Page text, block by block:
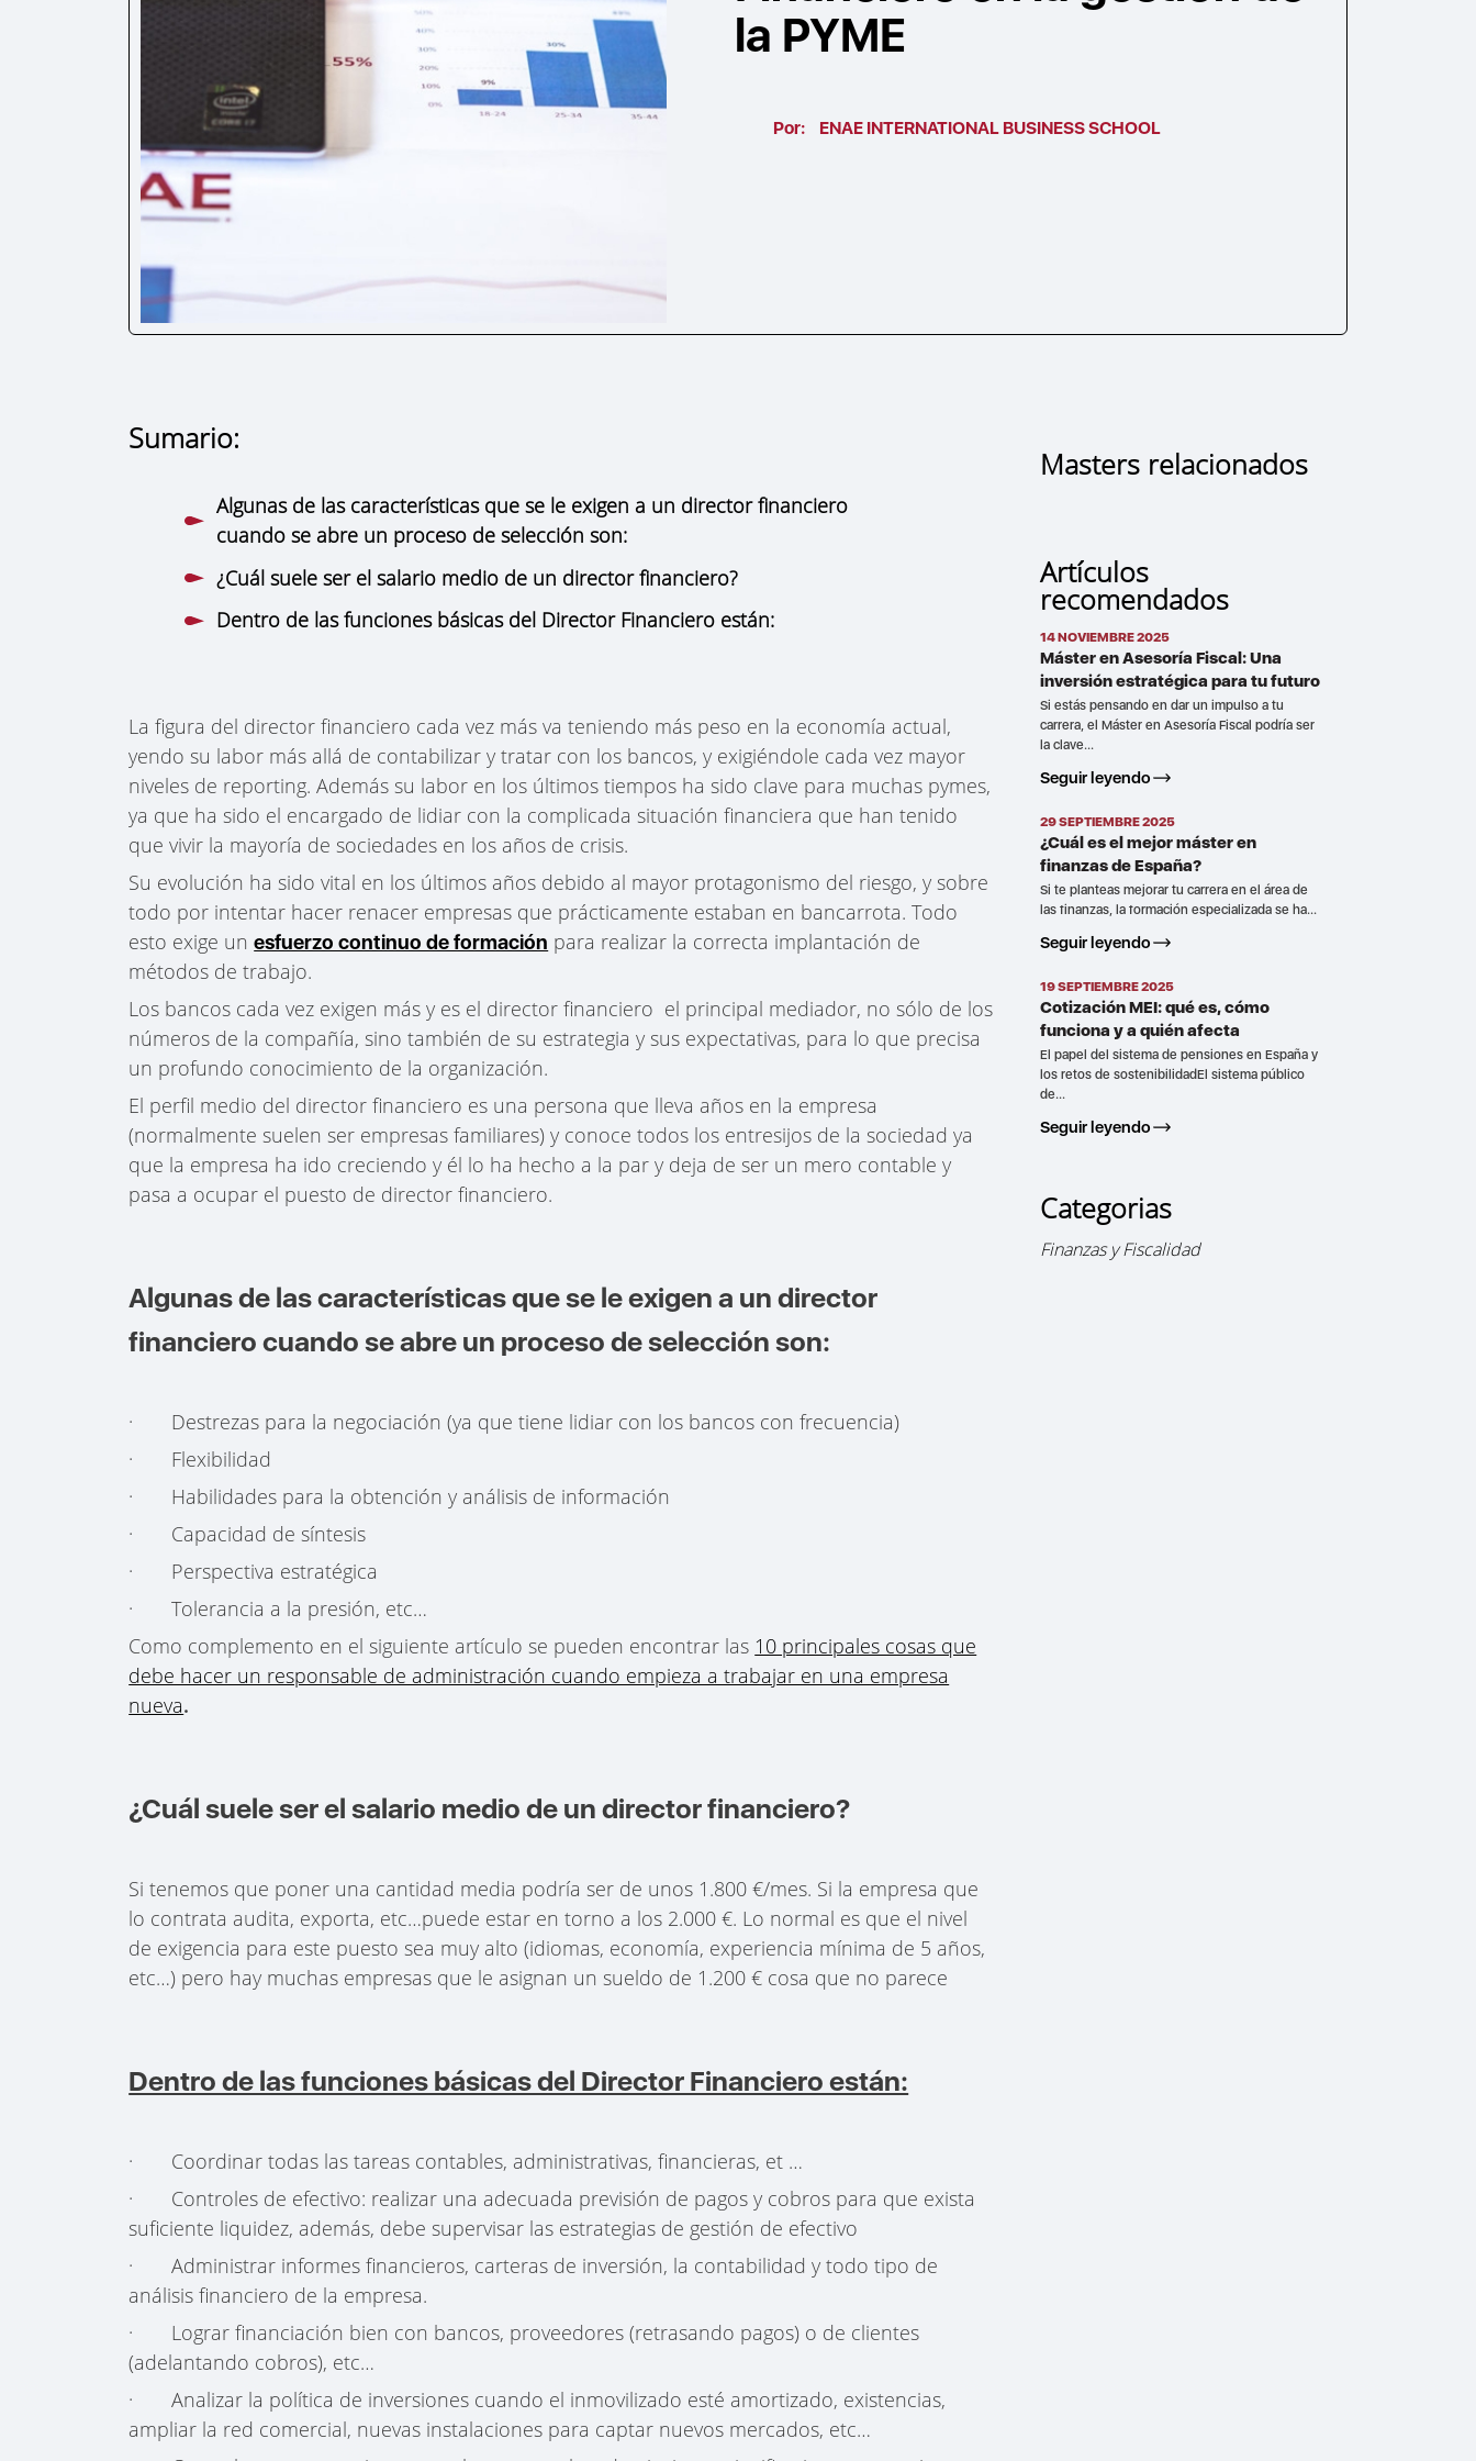
la PYME
Por: ENAE INTERNATIONAL BUSINESS SCHOOL
Sumario:
Algunas de las características que se le exigen a un director financiero
cuando se abre un proceso de selección son:
¿Cuál suele ser el salario medio de un director financiero?
Dentro de las funciones básicas del Director Financiero están:
La figura del director financiero cada vez más va teniendo más peso en la economía actual,
yendo su labor más allá de contabilizar y tratar con los bancos, y exigiéndole cada vez mayor
niveles de reporting. Además su labor en los últimos tiempos ha sido clave para muchas pymes,
ya que ha sido el encargado de lidiar con la complicada situación financiera que han tenido
que vivir la mayoría de sociedades en los años de crisis.
Su evolución ha sido vital en los últimos años debido al mayor protagonismo del riesgo, y sobre
todo por intentar hacer renacer empresas que prácticamente estaban en bancarrota. Todo
esto exige unesfuerzo continuo de formación para realizar la correcta implantación de
métodos de trabajo.
Los bancos cada vez exigen más y es el director financiero el principal mediador, no sólo de los
números de la compañía, sino también de su estrategia y sus expectativas, para lo que precisa
un profundo conocimiento de la organización.
El perfil medio del director financiero es una persona que lleva años en la empresa
(normalmente suelen ser empresas familiares) y conoce todos los entresijos de la sociedad ya
que la empresa ha ido creciendo y él lo ha hecho a la par y deja de ser un mero contable y
pasa a ocupar el puesto de director financiero.
Algunas de las características que se le exigen a un director
financiero cuando se abre un proceso de selección son:
· Destrezas para la negociación (ya que tiene lidiar con los bancos con frecuencia)
· Flexibilidad
· Habilidades para la obtención y análisis de información
· Capacidad de síntesis
· Perspectiva estratégica
· Tolerancia a la presión, etc…
Como complemento en el siguiente artículo se pueden encontrar las 10 principales cosas que
debe hacer un responsable de administración cuando empieza a trabajar en una empresa
nueva.
¿Cuál suele ser el salario medio de un director financiero?
Si tenemos que poner una cantidad media podría ser de unos 1.800 €/mes. Si la empresa que
lo contrata audita, exporta, etc…puede estar en torno a los 2.000 €. Lo normal es que el nivel
de exigencia para este puesto sea muy alto (idiomas, economía, experiencia mínima de 5 años,
etc…) pero hay muchas empresas que le asignan un sueldo de 1.200 € cosa que no parece
Dentro de las funciones básicas del Director Financiero están:
· Coordinar todas las tareas contables, administrativas, financieras, et …
· Controles de efectivo: realizar una adecuada previsión de pagos y cobros para que exista
suficiente liquidez, además, debe supervisar las estrategias de gestión de efectivo
· Administrar informes financieros, carteras de inversión, la contabilidad y todo tipo de
análisis financiero de la empresa.
· Lograr financiación bien con bancos, proveedores (retrasando pagos) o de clientes
(adelantando cobros), etc…
· Analizar la política de inversiones cuando el inmovilizado esté amortizado, existencias,
ampliar la red comercial, nuevas instalaciones para captar nuevos mercados, etc…
Masters relacionados
Artículos
recomendados
14 NOVIEMBRE 2025
Máster en Asesoría Fiscal: Una
inversión estratégica para tu futuro
Si estás pensando en dar un impulso a tu
carrera, el Máster en Asesoría Fiscal podría ser
la clave...
Seguir leyendo
29 SEPTIEMBRE 2025
¿Cuál es el mejor máster en
finanzas de España?
Si te planteas mejorar tu carrera en el área de
las finanzas, la formación especializada se ha...
Seguir leyendo
19 SEPTIEMBRE 2025
Cotización MEI: qué es, cómo
funciona y a quién afecta
El papel del sistema de pensiones en España y
los retos de sostenibilidadEl sistema público
de...
Seguir leyendo
Categorias
Finanzas y Fiscalidad